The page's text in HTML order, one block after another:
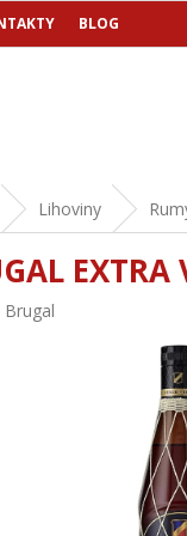
BLOG
Lihoviny
EXTRA
Brugal